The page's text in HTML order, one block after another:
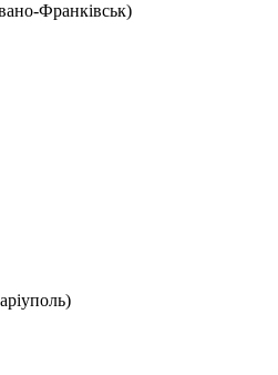
Франківськ)